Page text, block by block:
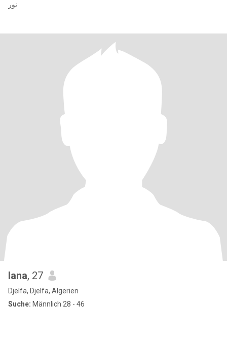
نور
lana, 27
Djelfa, Djelfa, Algerien
Suche: Männlich 28 - 46